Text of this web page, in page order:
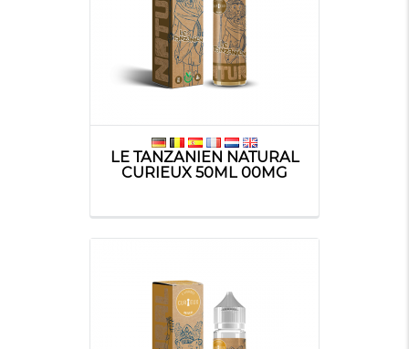
LE TANZANIEN NATURAL
CURIEUX 50ML 00MG